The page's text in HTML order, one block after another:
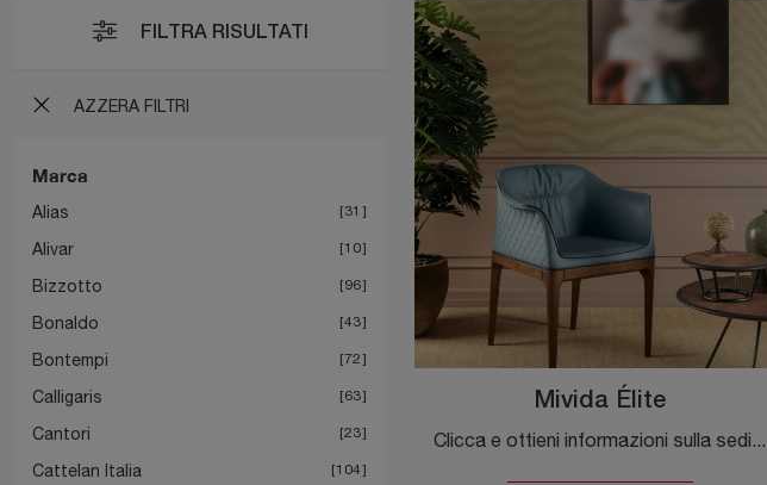
FILTRA RISULTATI
AZZERA FILTRI
Marca
Alias 31
Alivar 10
Bizzotto 96
Bonaldo 43
Bontempi 72
Calligaris 63
Cantori 23
Cattelan Italia 104
Mivida Élite
Clicca e ottieni informazioni sulla sedia Mivida Élite di Tonin Casa in pelle: le più esclusive Sedie fisse moderne ti attendono.